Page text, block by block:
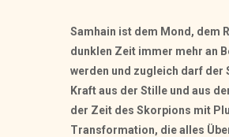
Samhain ist dem Mond, dem
dunklen Zeit immer mehr an
werden und zugleich darf der
Kraft aus der Stille und aus
der Zeit des Skorpions mit
Transformation, die alles